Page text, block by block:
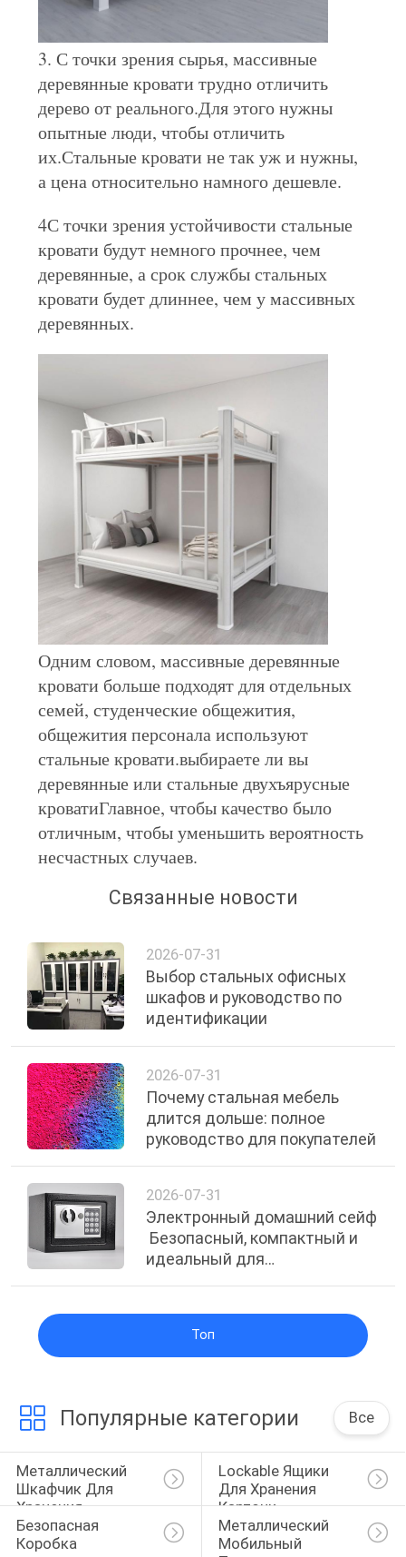
3. С точки зрения сырья, массивные
деревянные кровати трудно отличить
дерево от реального.Для этого нужны
опытные люди, чтобы отличить
их.Стальные кровати не так уж и нужны,
а цена относительно намного дешевле.
4С точки зрения устойчивости стальные
кровати будут немного прочнее, чем
деревянные, а срок службы стальных
кровати будет длиннее, чем у массивных
деревянных.
Одним словом, массивные деревянные
кровати больше подходят для отдельных
семей, студенческие общежития,
общежития персонала используют
стальные кровати.выбираете ли вы
деревянные или стальные двухъярусные
кроватиГлавное, чтобы качество было
отличным, чтобы уменьшить вероятность
несчастных случаев.
Связанные новости
2026-07-31
Выбор стальных офисных
шкафов и руководство по
идентификации
2026-07-31
Почему стальная мебель
длится дольше: полное
руководство для покупателей
2026-07-31
Электронный домашний сейф
️ Безопасный, компактный и
идеальный для
Топ
Популярные категории Все
Металлический
Шкафчик Для
Хранения
Lockable Ящики
Для Хранения
Карточк
Безопасная
Коробка
Металлический
Мобильный